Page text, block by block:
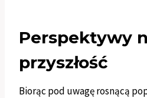
Perspektywy
przyszłość
Biorąc pod uwagę rosnącą